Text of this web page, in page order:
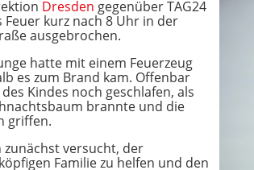
Dresden gegenüber TAG24
kurz nach 8 Uhr in der
ausgebrochen.
hatte mit einem Feuerzeug
es zum Brand kam. Offenbar
Kindes noch geschlafen, als
brannte und die
griffen.
versucht, der
Familie zu helfen und den